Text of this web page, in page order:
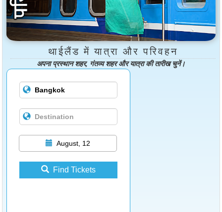
थाईलैंड में यात्रा और परिवहन
अपना प्रस्थान शहर, गंतव्य शहर और यात्रा की तारीख चुनें।
August, 12
Find Tickets